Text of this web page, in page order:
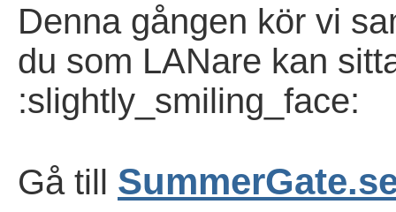
Denna gången kör vi
du som LANare kan
:slightly_smiling_face:
Gå till